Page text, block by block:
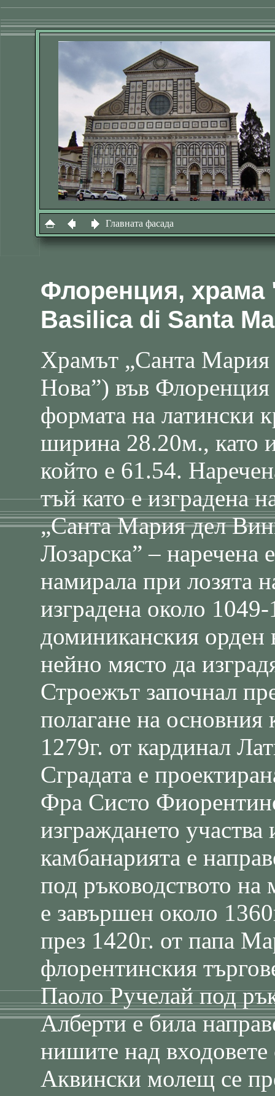
Флоренция, храма
Basilica di Santa
Храмът „Санта Мария
Нова”) във Флоренция
формата на латински
ширина 28.20м., като
който е 61.54.
тъй като е изградена
„Санта Мария дел
Лозарска” – наречена
намирала при лозята
изградена около
доминиканския
нейно място да
Строежът започнал
полагане на основния
1279г. от кардинал
Сградата е
Фра Систо
изграждането
камбанарията е
под ръководството
е завършен около
през 1420г. от папа
флорентинския
Паоло Ручелай под
Алберти е била
нишите над входовете
Аквински молещ се
Главната фасада